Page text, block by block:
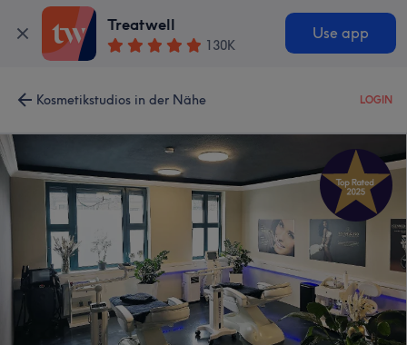
Treatwell
130K
Use app
Kosmetikstudios in der Nähe LOGIN